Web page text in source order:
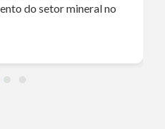
do setor mineral no